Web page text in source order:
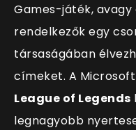
Games-játék,
rendelkezők egy
társaságában
címeket. A
League of Legends
legnagyobb